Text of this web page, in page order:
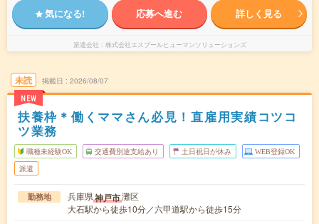
気になる! 応募へ進む 詳しく見る
派遣会社 株式会社エスプールヒューマンソリューションズ
未読
NEW
掲載日 2026/08/07
扶養枠＊働くママさん必見！直雇用実績コツコ
ツ業務
職種未経験OK 交通費別途支給あり 土日祝日が休み WEB登録OK
派遣
勤務地 兵庫県神戸市灘区
大石駅から徒歩10分／六甲道駅から徒歩15分